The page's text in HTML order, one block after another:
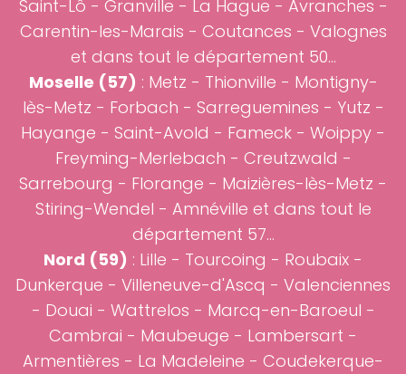
Saint-Lô - Granville - La Hague - Avranches -
Carentin-les-Marais - Coutances - Valognes
et dans tout le département 50...
Moselle (57) : Metz - Thionville - Montigny-
lès-Metz - Forbach - Sarreguemines - Yutz -
Hayange - Saint-Avold - Fameck - Woippy -
Freyming-Merlebach - Creutzwald -
Sarrebourg - Florange - Maizières-lès-Metz -
Stiring-Wendel - Amnéville et dans tout le
département 57...
Nord (59) : Lille - Tourcoing - Roubaix -
Dunkerque - Villeneuve-d'Ascq - Valenciennes
- Douai - Wattrelos - Marcq-en-Baroeul -
Cambrai - Maubeuge - Lambersart -
Armentières - La Madeleine - Coudekerque-